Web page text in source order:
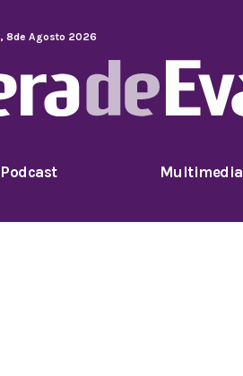
, 8de Agosto 2026
Podcast Multimedia